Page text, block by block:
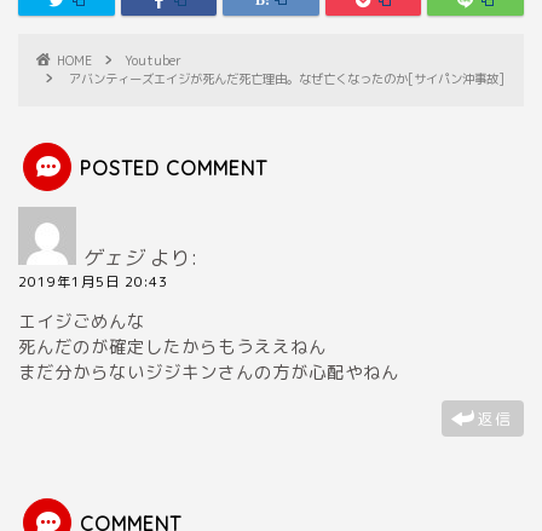
HOME
Youtuber
アバンティーズエイジが死んだ死亡理由。なぜ亡くなったのか[サイパン沖事故]
POSTED COMMENT
ゲェジ より:
2019年1月5日 20:43
エイジごめんな
死んだのが確定したからもうええねん
まだ分からないジジキンさんの方が心配やねん
返信
COMMENT